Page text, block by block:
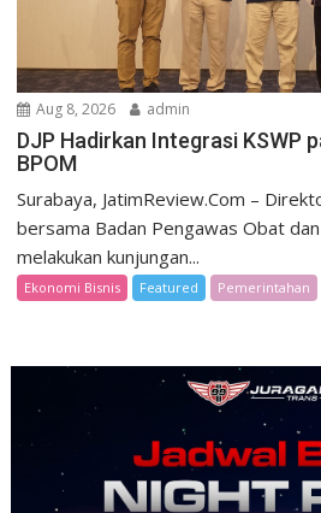
Aug 8, 2026 admin
DJP Hadirkan Integrasi KSWP
BPOM
Surabaya, JatimReview.Com –
bersama Badan Pengawas Obat
melakukan kunjungan...
Ekonomi Bisnis Featured Pemerintahan